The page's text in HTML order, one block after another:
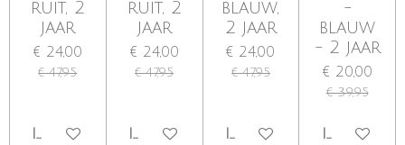
ruit, 2
jaar
€ 24,00
€ 47,95
IN WINKELWAGEN
ruit, 2
jaar
€ 24,00
€ 47,95
IN WINKELWAGEN
blauw,
2 jaar
€ 24,00
€ 47,95
IN WINKELWAGEN
-
blauw
- 2 jaar
€ 20,00
€ 39,95
IN